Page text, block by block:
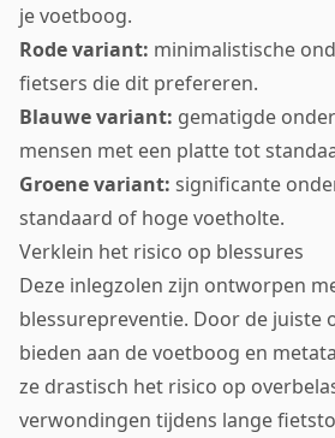
je voetboog.
Rode variant: minimalistische
fietsers die dit prefereren.
Blauwe variant: gematigde
mensen met een platte tot
Groene variant: significante
standaard of hoge voetholte.
Verklein het risico op blessures
Deze inlegzolen zijn ontworpen
blessurepreventie. Door de juiste
bieden aan de voetboog en
ze drastisch het risico op
verwondingen tijdens lange